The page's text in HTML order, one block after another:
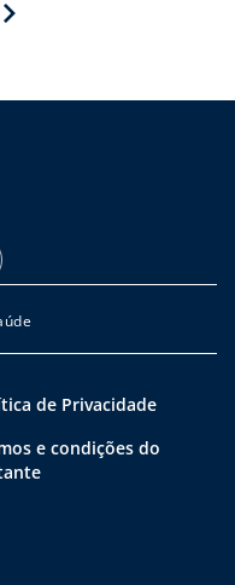
de Privacidade
e condições do